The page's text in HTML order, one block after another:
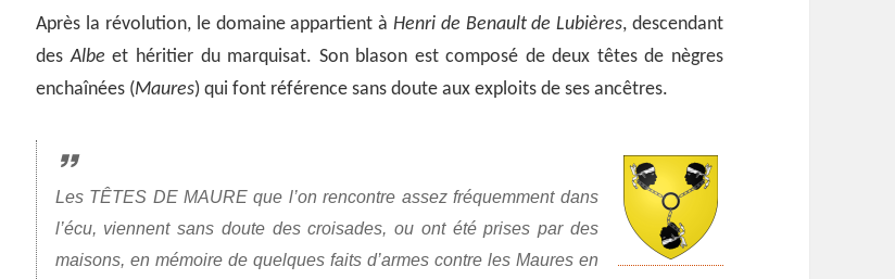
Après la révolution, le domaine appartient à Henri de Benault de Lubières, descendant
desAlbe et héritier du marquisat. Son blason est composé de deux têtes de nègres
enchaînées (Maures) qui font référence sans doute aux exploits de ses ancêtres.
Les TÊTES DE MAURE que l’on rencontre assez fréquemment dans
l’écu, viennent sans doute des croisades, ou ont été prises par des
maisons, en mémoire de quelques faits d’armes contre les Maures en